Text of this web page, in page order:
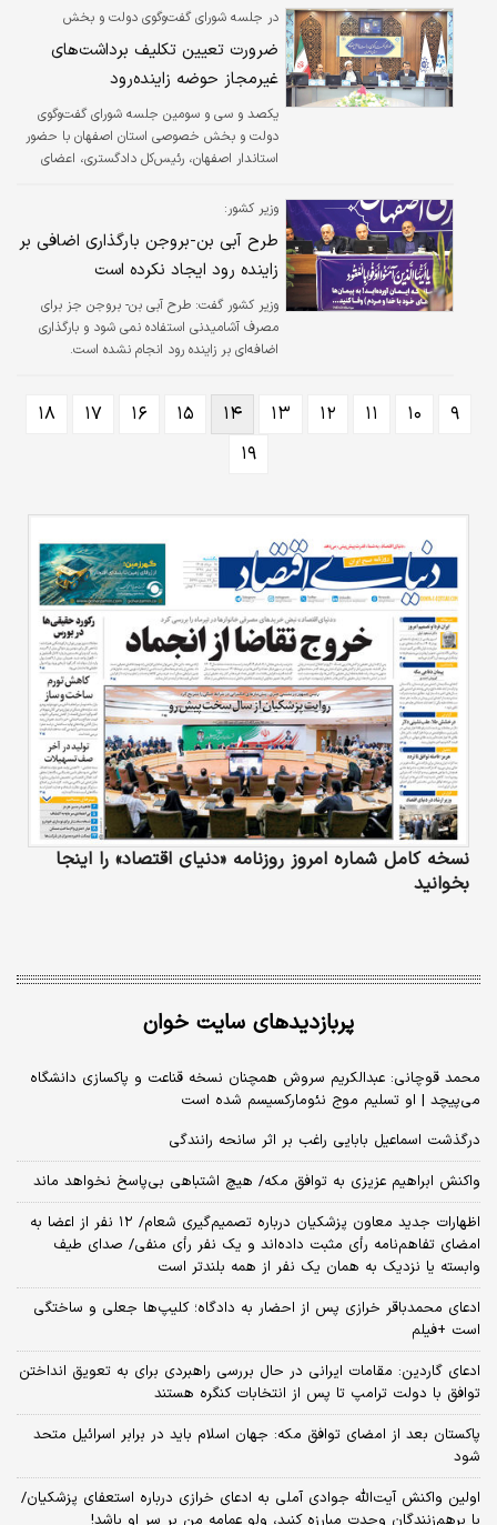
شرق به غرب تلاقی داشته و با ایجاد این چهارراه
حمل‌ونقل کالا را بیشتر می‌کند و اصفهان دقیقا
وسط این چهارراه قرار دارد. استان اصفهان با
جنوب و شرق به غرب کشور بوده و بیش از ۱۰
درصد حمل‌ونقل کشور از این استان می‌گذرد.
هرچند می‌توان از این…
در جلسه شورای گفت‌وگوی دولت و بخش
خصوصی استان مطرح شد
ضرورت تعیین تکلیف برداشت‌های
غیرمجاز حوضه زاینده‌رود
یکصد و سی و سومین جلسه شورای گفت‌وگوی
دولت و بخش خصوصی استان اصفهان با حضور
استاندار اصفهان، رئیس‌کل دادگستری، اعضای
فعالان بخش خصوصی در اتاق بازرگانی اصفهان
وزیر کشور:
طرح آبی بن-بروجن بارگذاری اضافی بر
زاینده رود ایجاد نکرده است
وزیر کشور گفت: طرح آبی بن- بروجن جز برای
مصرف آشامیدنی استفاده نمی شود و بارگذاری
اضافه‌ای بر زاینده رود انجام نشده است.
۹ ۱۰ ۱۱ ۱۲ ۱۳ ۱۴ ۱۵ ۱۶ ۱۷
۱۸
۱۹
نسخه کامل شماره امروز روزنامه «دنیای‌ اقتصاد» را اینجا
بخوانید
پربازدیدهای سایت خوان
محمد قوچانی: عبدالکریم سروش همچنان نسخه قناعت و پاکسازی دانشگاه
می‌پیچد | او تسلیم موج نئومارکسیسم شده است
درگذشت اسماعیل بابایی راغب بر اثر سانحه رانندگی
واکنش ابراهیم عزیزی به توافق مکه/ هیچ اشتباهی بی‌پاسخ نخواهد ماند
اظهارات جدید معاون پزشکیان درباره تصمیم‌گیری شعام/ ۱۲ نفر از اعضا به
امضای تفاهم‌نامه رأی مثبت داده‌اند و یک نفر رأی منفی/ صدای طیف
وابسته یا نزدیک به همان یک نفر از همه بلندتر است
ادعای محمدباقر خرازی پس از احضار به دادگاه؛ کلیپ‌ها جعلی و ساختگی
است +فیلم
ادعای گاردین: مقامات ایرانی در حال بررسی راهبردی برای به تعویق انداختن
توافق با دولت ترامپ تا پس از انتخابات کنگره هستند
پاکستان بعد از امضای توافق مکه: جهان اسلام باید در برابر اسرائیل متحد
شود
اولین واکنش آیت‌الله جوادی آملی به ادعای خرازی درباره استعفای پزشکیان/
با برهم‌زنندگان وحدت مبارزه کنید، ولو عمامه من بر سر او باشد!